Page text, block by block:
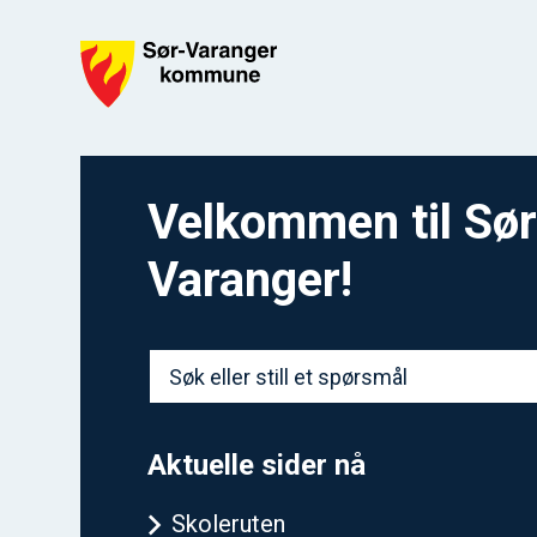
Velkommen til
Varanger!
Aktuelle sider nå
Skoleruten